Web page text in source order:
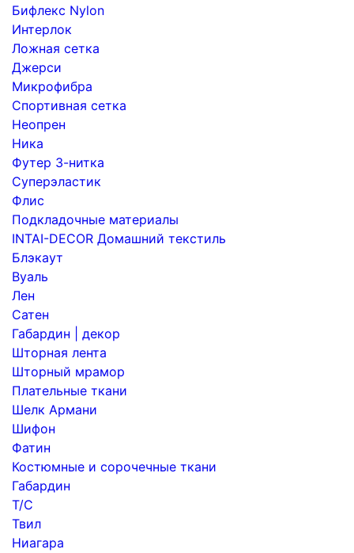
Бифлекс Nylon
Интерлок
Ложная сетка
Джерси
Микрофибра
Спортивная сетка
Неопрен
Ника
Футер 3-нитка
Суперэластик
Флис
Подкладочные материалы
INTAI-DECOR Домашний текстиль
Блэкаут
Вуаль
Лен
Сатен
Габардин | декор
Шторная лента
Шторный мрамор
Плательные ткани
Шелк Армани
Шифон
Фатин
Костюмные и сорочечные ткани
Габардин
Т/С
Твил
Ниагара